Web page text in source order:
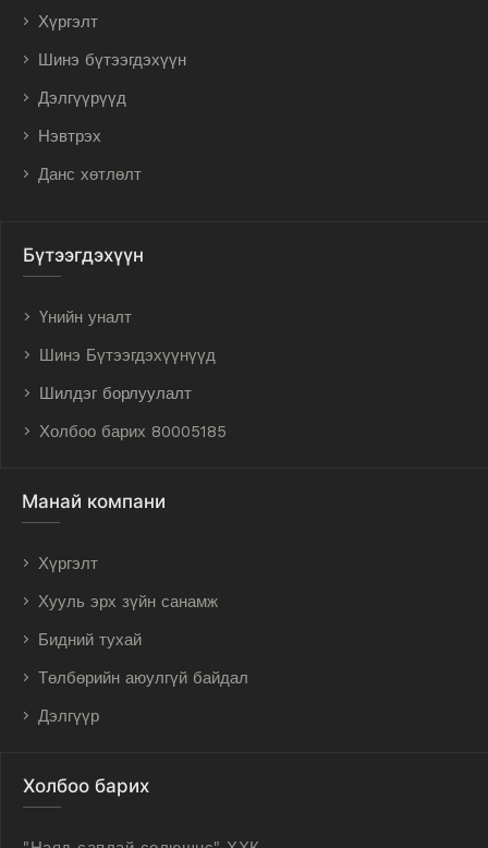
Хүргэлт
Шинэ бүтээгдэхүүн
Дэлгүүрүүд
Нэвтрэх
Данс хөтлөлт
Бүтээгдэхүүн
Үнийн уналт
Шинэ Бүтээгдэхүүнүүд
Шилдэг борлуулалт
Холбоо барих 80005185
Манай компани
Хүргэлт
Хууль эрх зүйн санамж
Бидний тухай
Төлбөрийн аюулгүй байдал
Дэлгүүр
Холбоо барих